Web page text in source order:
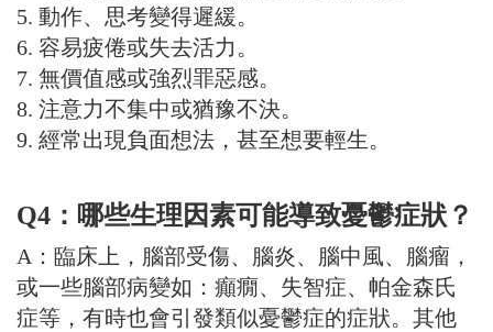
5. 動作、思考變得遲緩。
6. 容易疲倦或失去活力。
7. 無價值感或強烈罪惡感。
8. 注意力不集中或猶豫不決。
9. 經常出現負面想法，甚至想要輕生。
Q4：哪些生理因素可能導致憂鬱症狀？
A：臨床上，腦部受傷、腦炎、腦中風、腦瘤，
或一些腦部病變如：癲癇、失智症、帕金森氏
症等，有時也會引發類似憂鬱症的症狀。其他